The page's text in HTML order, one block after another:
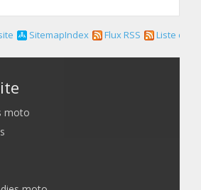
SitemapIndex Flux RSS Liste des
moto